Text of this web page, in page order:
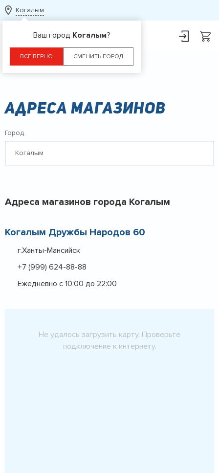
Когалым
Ваш город Когалым?
ВСЕ ВЕРНО СМЕНИТЬ ГОРОД
Адреса магазинов
Город
Когалым
Адреса магазинов города Когалым
Когалым Дружбы Народов 60
г.Ханты-Мансийск
+7 (999) 624-88-88
Ежедневно с 10:00 до 22:00
Не удалось загрузить карту. Проверьте
подключение к интернету.